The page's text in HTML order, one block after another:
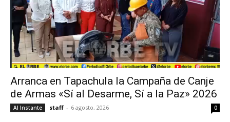
Arranca en Tapachula la Campaña de Canje
de Armas «Sí al Desarme, Sí a la Paz» 2026
Al Instante staff - 6 agosto, 2026 0